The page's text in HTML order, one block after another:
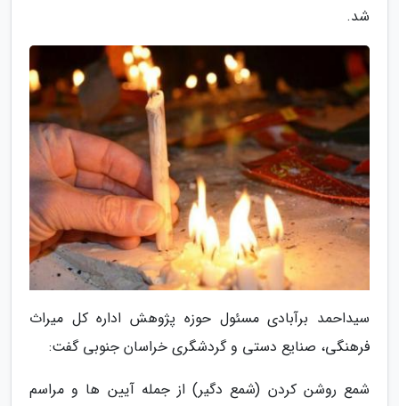
شد.
سیداحمد برآبادی مسئول حوزه پژوهش اداره کل میراث
فرهنگی، صنایع دستی و گردشگری خراسان جنوبی گفت:
شمع روشن کردن (شمع دگیر) از جمله آیین ها و مراسم